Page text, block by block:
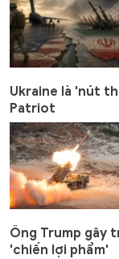
Ukraine là 'nút
Patriot
Ông Trump gây
'chiến lợi phẩm'